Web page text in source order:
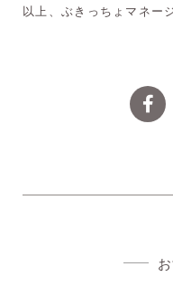
以上、ぶきっちょマネー